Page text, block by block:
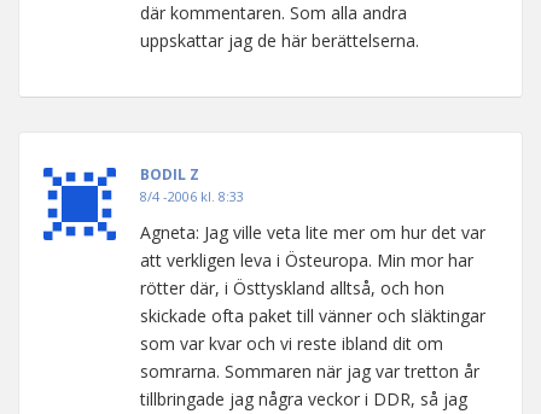
där kommentaren. Som alla andra
uppskattar jag de här berättelserna.
BODIL Z
8/4 -2006 kl. 8:33
Agneta: Jag ville veta lite mer om hur det var
att verkligen leva i Östeuropa. Min mor har
rötter där, i Östtyskland alltså, och hon
skickade ofta paket till vänner och släktingar
som var kvar och vi reste ibland dit om
somrarna. Sommaren när jag var tretton år
tillbringade jag några veckor i DDR, så jag